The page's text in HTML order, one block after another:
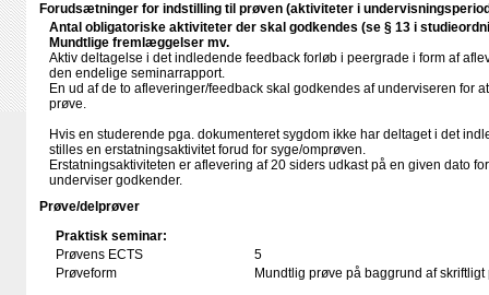
Forudsætninger for indstilling til prøven (aktiviteter i
Antal obligatoriske aktiviteter der skal godkendes (se § 13 i
Mundtlige fremlæggelser mv.
Aktiv deltagelse i det indledende feedback forløb i peergrade i form af
den endelige seminarrapport.
En ud af de to afleveringer/feedback skal godkendes af underviseren for
prøve.
Hvis en studerende pga. dokumenteret sygdom ikke har deltaget i det
stilles en erstatningsaktivitet forud for syge/omprøven.
Erstatningsaktiviteten er aflevering af 20 siders udkast på en given dato
underviser godkender.
Prøve/delprøver
Praktisk seminar:
Prøvens ECTS
5
Prøveform
Mundtlig prøve på baggrund af skriftligt